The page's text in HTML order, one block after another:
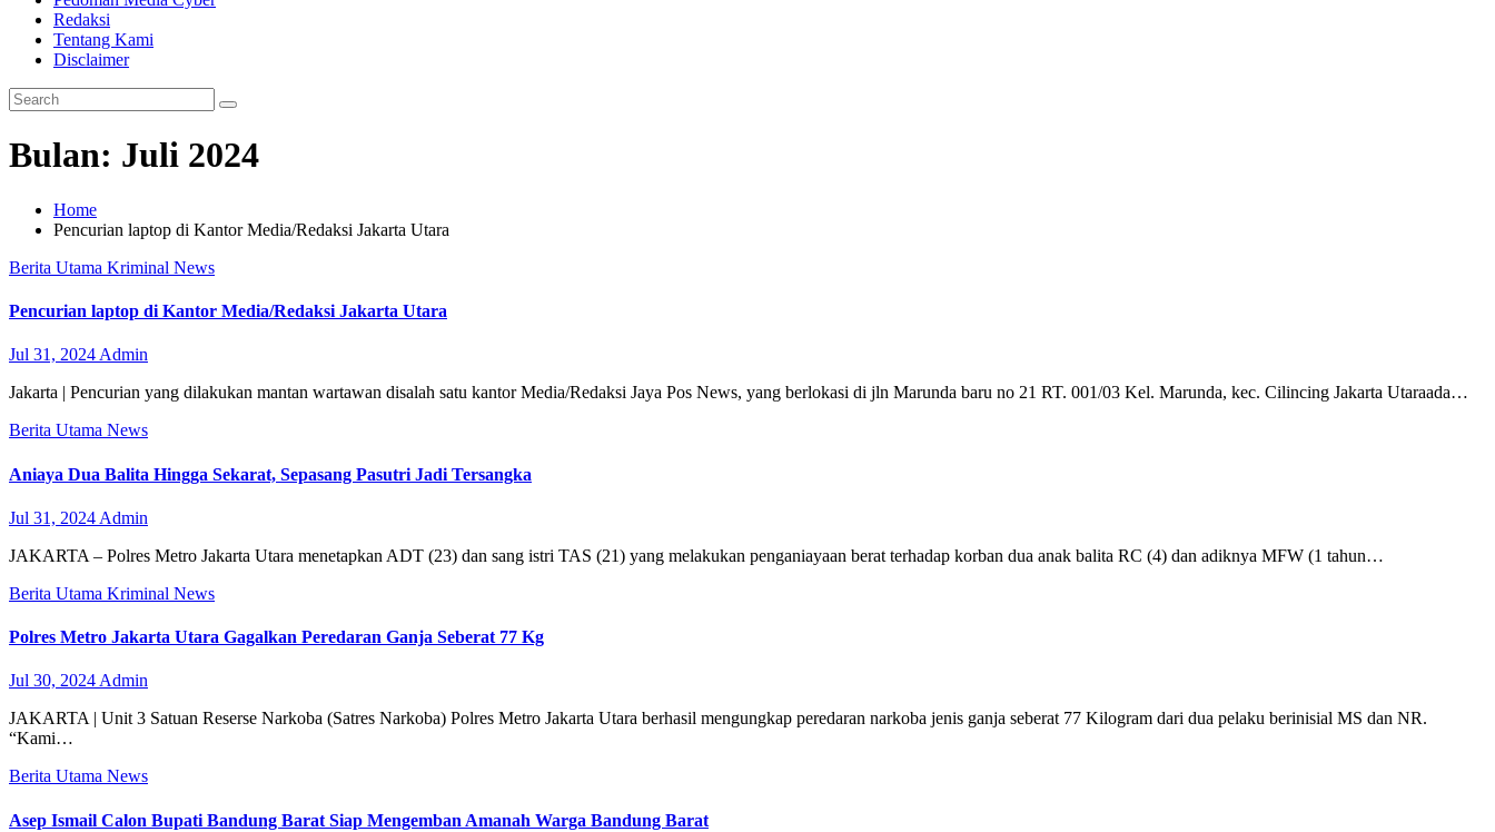
Redaksi
Tentang Kami
Disclaimer
Bulan: Juli 2024
Home
Pencurian laptop di Kantor Media/Redaksi Jakarta Utara
Berita Utama Kriminal News
Pencurian laptop di Kantor Media/Redaksi Jakarta Utara
Jul 31, 2024Admin
Jakarta | Pencurian yang dilakukan mantan wartawan disalah satu kantor Media/Redaksi Jaya Pos News, yang berlokasi di jln Marunda baru no 21 RT. 001/03 Kel. Marunda, kec. Cilincing Jakarta Utaraada…
Berita Utama News
Aniaya Dua Balita Hingga Sekarat, Sepasang Pasutri Jadi Tersangka
Jul 31, 2024 Admin
JAKARTA – Polres Metro Jakarta Utara menetapkan ADT (23) dan sang istri TAS (21) yang melakukan penganiayaan berat terhadap korban dua anak balita RC (4) dan adiknya MFW (1 tahun…
Berita Utama Kriminal News
Polres Metro Jakarta Utara Gagalkan Peredaran Ganja Seberat 77 Kg
Jul 30, 2024Admin
JAKARTA | Unit 3 Satuan Reserse Narkoba (Satres Narkoba) Polres Metro Jakarta Utara berhasil mengungkap peredaran narkoba jenis ganja seberat 77 Kilogram dari dua pelaku berinisial MS dan NR.
“Kami…
Berita Utama News
Asep Ismail Calon Bupati Bandung Barat Siap Mengemban Amanah Warga Bandung Barat